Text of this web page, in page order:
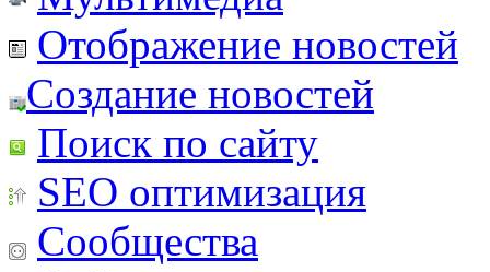
Отображение новостей
Создание новостей
Поиск по сайту
SEO оптимизация
Сообщества